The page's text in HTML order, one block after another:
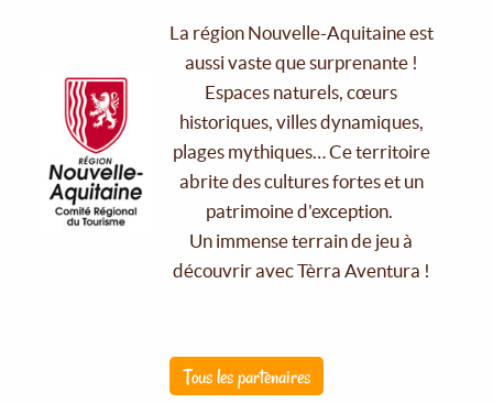
La région Nouvelle-Aquitaine est
aussi vaste que surprenante !
Espaces naturels, cœurs
historiques, villes dynamiques,
plages mythiques… Ce territoire
abrite des cultures fortes et un
patrimoine d'exception.
Un immense terrain de jeu à
découvrir avec Tèrra Aventura !
Tous les partenaires